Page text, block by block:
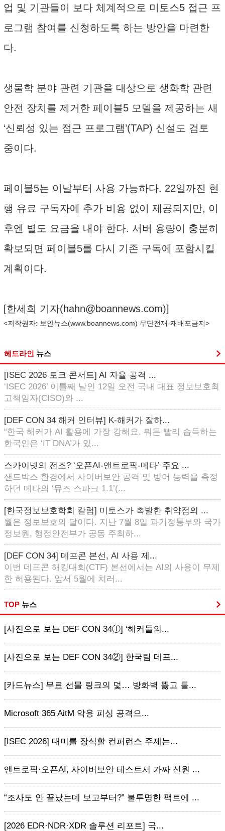
업 및 기관들이 보다 체계적으로 미토스5 접근 프
로그램 참여를 신청하도록 하는 방안을 마련한
다.
생물학 분야 관련 기관을 대상으로 생화학 관련
안전 장치를 제거한 페이블5 모델을 제공하는 새
‘신뢰성 있는 접근 프로그램’(TAP) 신설도 검토
중이다.
페이블5는 이날부터 사용 가능하다. 22일까진 현
행 유료 구독자에 추가 비용 없이 제공되지만, 이
후엔 별도 요금을 내야 한다. 서버 용량이 충분히
확보되면 페이블5를 다시 기존 구독에 포함시킬
계획이다.
[한세희 기자(hahn@boannews.com)]
<저작권자: 보안뉴스(www.boannews.com) 무단전재-재배포금지>
헤드라인 뉴스
[ISEC 2026 토크 콘서트] AI 자율 공격 ...
‘ISEC 2026’ 이틀째 날인 12일 오전 국내 대표 정보보호최
고책임자(CISO)와 ...
[DEF CON 34 해커 인터뷰] K-해커가 잘하...
“한국 해커가 AI 활용에 가장 강해요. 뭐든 빨리 습득하는
한국인은 ‘IT DNA’가 있...
스카이넷의 전조? ‘오픈AI-앤트로픽-메타’ 주요 ...
샌드박스 환경에서 사이버보안 공격 및 방어 능력을 측정
하던 메타의 ‘뮤즈 스파크 1.1’(...
[한국정보보호학회 칼럼] 미토스가 촉발한 취약점의 ...
월은 정보보호의 달이다. 지난 7월 8일 과기정통부와 국가
정보원, 행정안전부가 공동 주최하...
[DEF CON 34] 데프콘 본선, AI 사용 제...
이번 데프콘 해킹대회(CTF) 본선에서는 AI의 사용이 무제
한 허용된다. 앞서 5월에 치러...
TOP 뉴스
[사진으로 보는 DEF CON 34ⓛ] ‘해커들의...
[사진으로 보는 DEF CON 34②] 한국팀 데프...
[카드뉴스] 무료 선물 링크의 덫… 방화벽 뚫고 들...
Microsoft 365 AitM 악용 피싱 공격으...
[ISEC 2026] 대미를 장식할 컨퍼런스 주제는...
앤트로픽·오픈AI, 사이버보안 테스트서 가짜 신원 ...
“조사도 안 끝났는데 보고부터?” 불투명한 팩트에 ...
[2026 EDR·NDR·XDR 솔루션 리포트] 국...